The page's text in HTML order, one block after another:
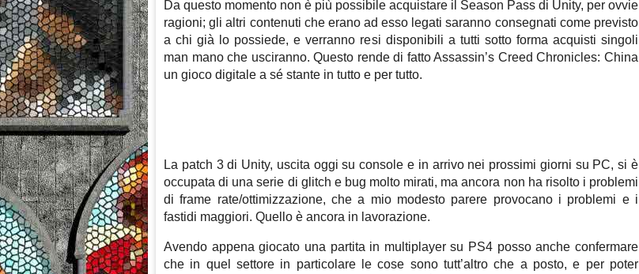
Da questo momento non è più possibile acquistare il Season Pass di Unity, per ovvie
ragioni; gli altri contenuti che erano ad esso legati saranno consegnati come previsto
a chi già lo possiede, e verranno resi disponibili a tutti sotto forma acquisti singoli
man mano che usciranno. Questo rende di fatto Assassin’s Creed Chronicles: China
un gioco digitale a sé stante in tutto e per tutto.
La patch 3 di Unity, uscita oggi su console e in arrivo nei prossimi giorni su PC, si è
occupata di una serie di glitch e bug molto mirati, ma ancora non ha risolto i problemi
di frame rate/ottimizzazione, che a mio modesto parere provocano i problemi e i
fastidi maggiori. Quello è ancora in lavorazione.
Avendo appena giocato una partita in multiplayer su PS4 posso anche confermare
che in quel settore in particolare le cose sono tutt’altro che a posto, e per poter